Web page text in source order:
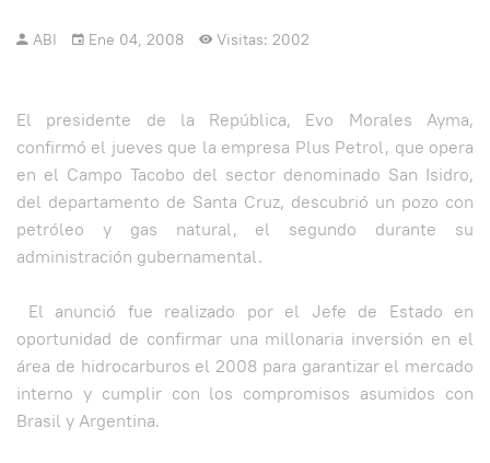
ABI Ene 04, 2008 Visitas: 2002
El presidente de la República, Evo Morales Ayma,
confirmó el jueves que la empresa Plus Petrol, que opera
en el Campo Tacobo del sector denominado San Isidro,
del departamento de Santa Cruz, descubrió un pozo con
petróleo y gas natural, el segundo durante su
administración gubernamental.
El anunció fue realizado por el Jefe de Estado en
oportunidad de confirmar una millonaria inversión en el
área de hidrocarburos el 2008 para garantizar el mercado
interno y cumplir con los compromisos asumidos con
Brasil y Argentina.